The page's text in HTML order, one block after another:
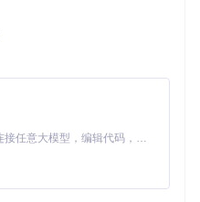
到高品质的背景音乐。tidal-
无损音乐，确保背景音乐的
，能让他们方便地管理和引
松备份音乐
份到本地，以便在没有网络
Claude Code 的开源替代方案。连接任意大模型，编辑代码，运行命令，自动验证 — 全自动执行。用 Rust 构建，极致性能。 ｜ An open-source alternative to Claude Code. Connect any LLM, edit code, run commands, and verify changes — autonomously. Built in Rust for speed. Get Started